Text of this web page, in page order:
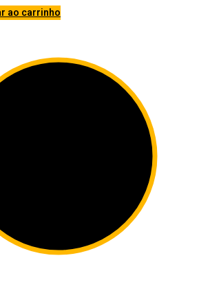
ao carrinho